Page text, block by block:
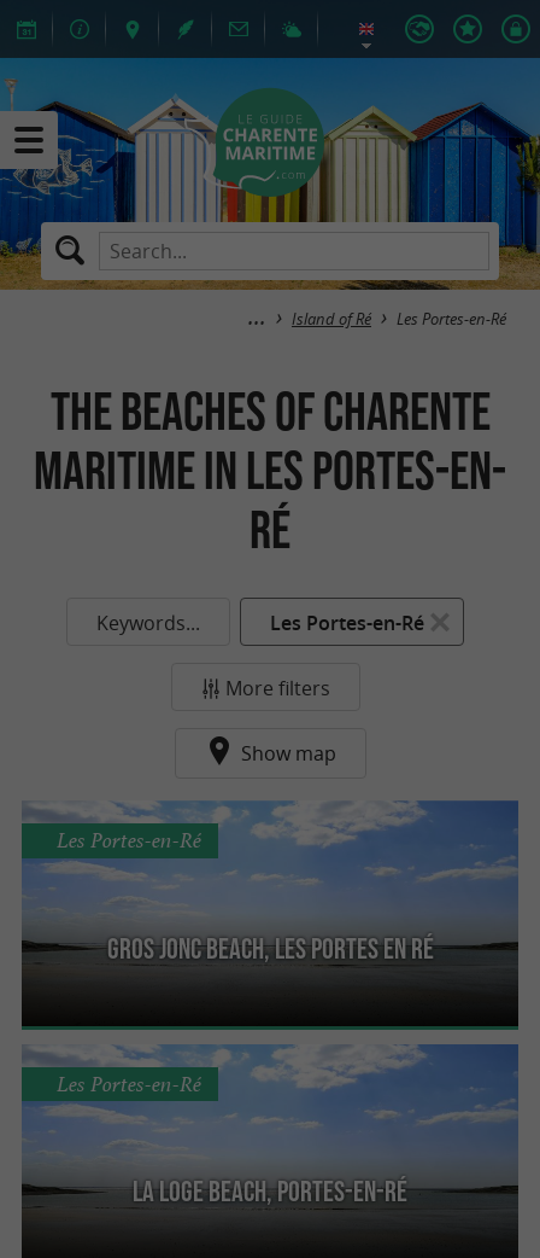
Island of Ré Les Portes-en-Ré
The Beaches of Charente
Maritime in Les Portes-en-
Ré
Keywords... Les Portes-en-Ré
More filters
Show map
Gros Jonc beach, Les Portes en Ré
Les Portes-en-Ré
La Loge beach, Portes-en-Ré
Les Portes-en-Ré